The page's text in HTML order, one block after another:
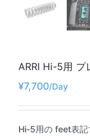
ARRI Hi-5用 プ
¥7,700
Hi-5用の feet表記